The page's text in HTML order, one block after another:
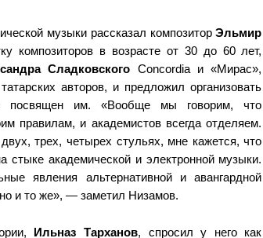
музыки рассказал композиторЭльмир
композиторов в возрасте от 30 до 60 лет,
Сладковского Concordia и «Мирас»,
авторов, и предложил организовать
им. «Вообще мы говорим, что
правилам, и академистов всегда отделяем.
трех, четырех стульях, мне кажется, что
академической и электронной музыки.
явления альтернативной и авангардной
и то же», — заметил Низамов.
Ильназ Тарханов, спросил у него как